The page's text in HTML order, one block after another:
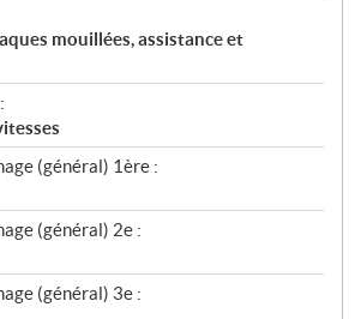
mouillées, assistance et
(général) 1ère :
(général) 2e :
(général) 3e :